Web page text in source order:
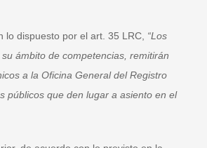
lo dispuesto por el art. 35 LRC, “Los
ámbito de competencias, remitirán
a la Oficina General del Registro
públicos que den lugar a asiento en el